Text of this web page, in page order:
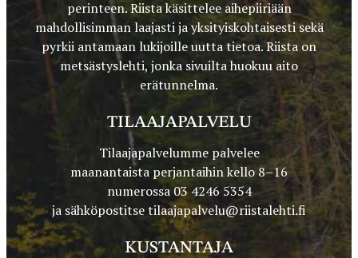
perinteen. Riista käsittelee aihepiiriään
mahdollisimman laajasti ja yksityiskohtaisesti sekä
pyrkii antamaan lukijoille uutta tietoa. Riista on
metsästyslehti, jonka sivuilta huokuu aito
erätunnelma.
TILAAJAPALVELU
Tilaajapalvelumme palvelee
maanantaista perjantaihin kello 8–16
numerossa 03 4246 5354
ja sähköpostitsetilaajapalvelu@riistalehti.fi
KUSTANTAJA